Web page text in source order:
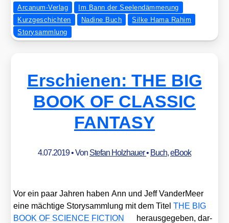
Arcanum-Verlag
Im Bann der Seelendämmerung
Kurzgeschichten
Nadine Buch
Silke Hama Rahim
Storysammlung
Erschienen: THE BIG
BOOK OF CLASSIC
FANTASY
4.07.2019• Von Stefan Holzhauer• Buch,eBook
Vor ein paar Jah­ren haben Ann und Jeff Van­der­Meer
eine mäch­ti­ge Sto­ry­samm­lung mit dem TitelTHE BIG
BOOK OF SCIENCE FICTION
her­aus­ge­ge­ben, dar­